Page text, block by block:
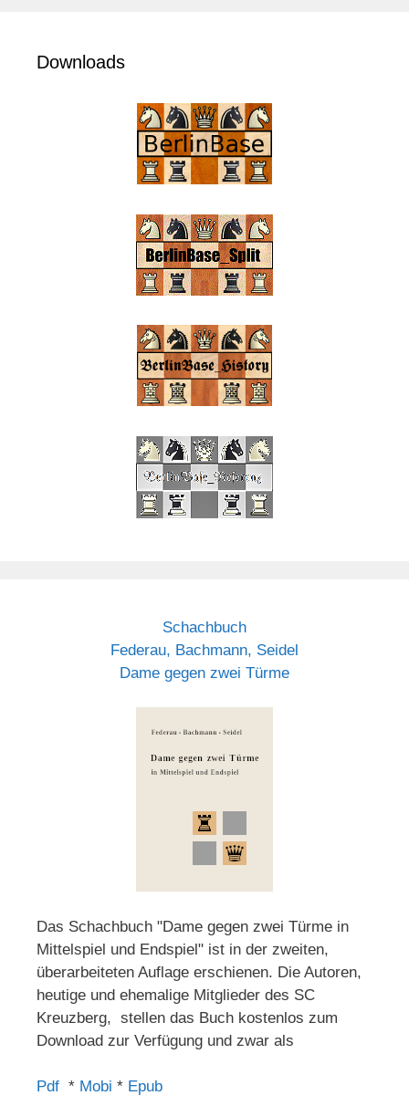
Downloads
Schachbuch
Federau, Bachmann, Seidel
Dame gegen zwei Türme
Das Schachbuch "Dame gegen zwei Türme in
Mittelspiel und Endspiel" ist in der zweiten,
überarbeiteten Auflage erschienen. Die Autoren,
heutige und ehemalige Mitglieder des SC
Kreuzberg, stellen das Buch kostenlos zum
Download zur Verfügung und zwar als
Pdf * Mobi * Epub